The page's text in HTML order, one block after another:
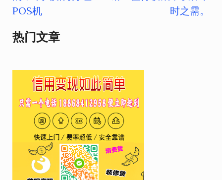
导
航
POS机
时之需。
热门文章